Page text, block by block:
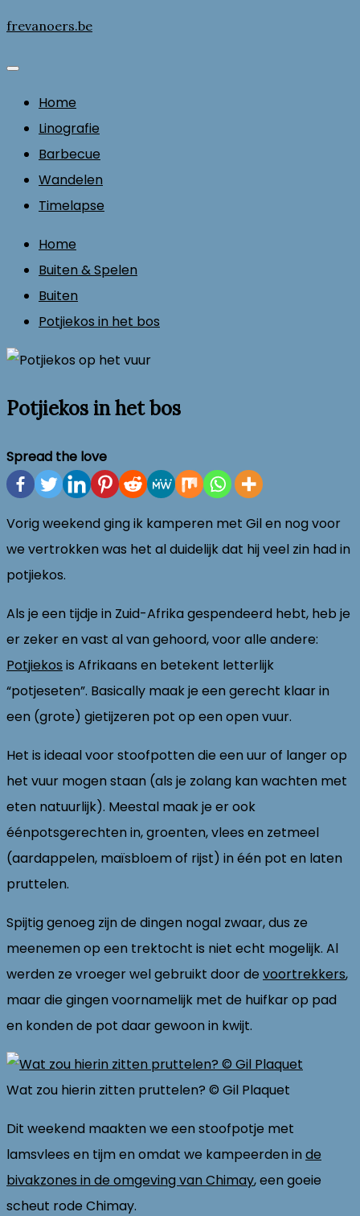
Skip
content
frevanoers.be
Home
Linografie
Barbecue
Wandelen
Timelapse
Home
Buiten & Spelen
Buiten
Potjiekos in het bos
Potjiekos in het bos
Spread the love
Vorig weekend ging ik kamperen met Gil en nog voor
we vertrokken was het al duidelijk dat hij veel zin had in
potjiekos.
Als je een tijdje in Zuid-Afrika gespendeerd hebt, heb je
er zeker en vast al van gehoord, voor alle andere:
Potjiekos is Afrikaans en betekent letterlijk
“potjeseten”. Basically maak je een gerecht klaar in
een (grote) gietijzeren pot op een open vuur.
Het is ideaal voor stoofpotten die een uur of langer op
het vuur mogen staan (als je zolang kan wachten met
eten natuurlijk). Meestal maak je er ook
éénpotsgerechten in, groenten, vlees en zetmeel
(aardappelen, maïsbloem of rijst) in één pot en laten
pruttelen.
Spijtig genoeg zijn de dingen nogal zwaar, dus ze
meenemen op een trektocht is niet echt mogelijk. Al
werden ze vroeger wel gebruikt door de voortrekkers,
maar die gingen voornamelijk met de huifkar op pad
en konden de pot daar gewoon in kwijt.
Wat zou hierin zitten pruttelen? © Gil Plaquet
Dit weekend maakten we een stoofpotje met
lamsvlees en tijm en omdat we kampeerden inde
bivakzones in de omgeving van Chimay, een goeie
scheut rode Chimay.